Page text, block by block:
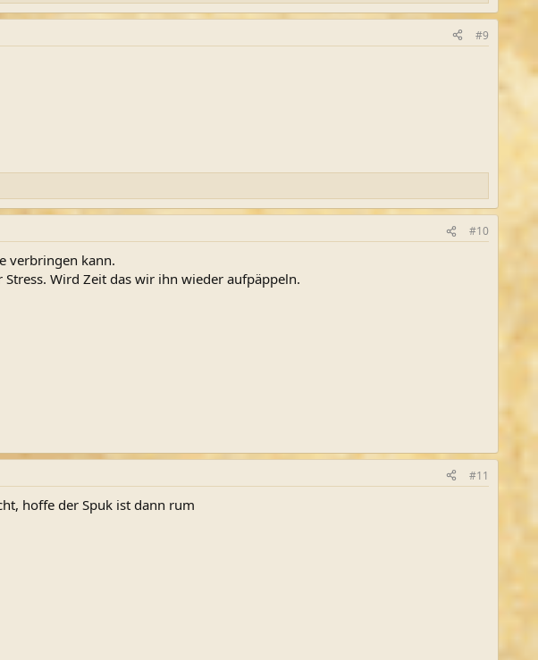
#9
#10
verbringen kann.
Wird Zeit das wir ihn wieder aufpäppeln.
#11
hoffe der Spuk ist dann rum